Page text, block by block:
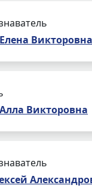
Викторовна
Викторовна